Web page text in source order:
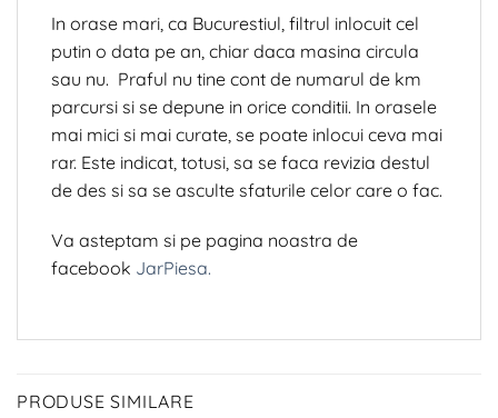
In orase mari, ca Bucurestiul, filtrul inlocuit cel
putin o data pe an, chiar daca masina circula
sau nu. Praful nu tine cont de numarul de km
parcursi si se depune in orice conditii. In orasele
mai mici si mai curate, se poate inlocui ceva mai
rar. Este indicat, totusi, sa se faca revizia destul
de des si sa se asculte sfaturile celor care o fac.
Va asteptam si pe pagina noastra de
facebook JarPiesa.
PRODUSE SIMILARE